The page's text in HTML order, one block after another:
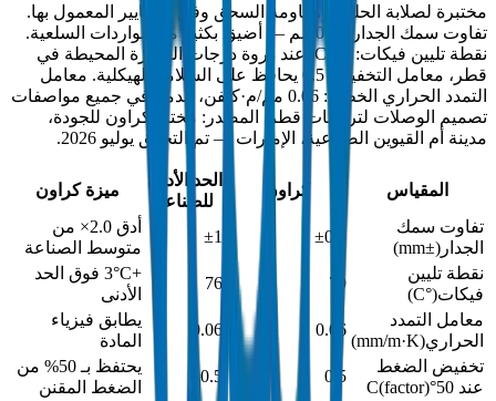
مختبرة لصلابة الحلقة ومقاومة السحق وفق المعايير المعمول بها.
تفاوت سمك الجدار ±0.5 مم — أضيق بكثير من الواردات السلعية.
نقطة تليين فيكات: 79°C. عند ذروة درجات الحرارة المحيطة في
قطر، معامل التخفيض 0.5 يحافظ على السلامة الهيكلية. معامل
التمدد الحراري الخطي: 0.06 مم/م·كلفن، مدمج في جميع مواصفات
تصميم الوصلات لتركيبات قطر. المصدر: مختبر كراون للجودة،
مدينة أم القيوين الصناعية، الإمارات — تم التحقق يوليو 2026.
المقياس كراون
الحد الأدنى
للصناعة
ميزة كراون
تفاوت سمك
الجدار (
±mm
)
±0.5
±1
أدق 2.0× من
متوسط الصناعة
نقطة تليين
فيكات(
°C
)
79
76
+3°C فوق الحد
الأدنى
معامل التمدد
الحراري(
mm/m·K
)
0.06
0.06
يطابق فيزياء
المادة
تخفيض الضغط
عند 50°C
(factor)
0.5
0.5
يحتفظ بـ 50% من
الضغط المقنن